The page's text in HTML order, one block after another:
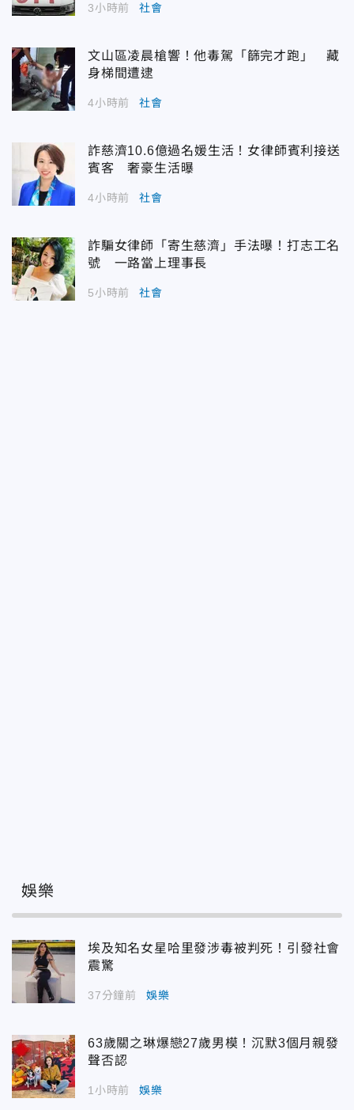
3小時前 社會
文山區凌晨槍響！他毒駕「篩完才跑」 藏
身梯間遭逮
4小時前 社會
詐慈濟10.6億過名媛生活！女律師賓利接送
賓客 奢豪生活曝
4小時前 社會
詐騙女律師「寄生慈濟」手法曝！打志工名
號 一路當上理事長
5小時前 社會
娛樂
埃及知名女星哈里發涉毒被判死！引發社會
震驚
37分鐘前 娛樂
63歲關之琳爆戀27歲男模！沉默3個月親發
聲否認
1小時前 娛樂